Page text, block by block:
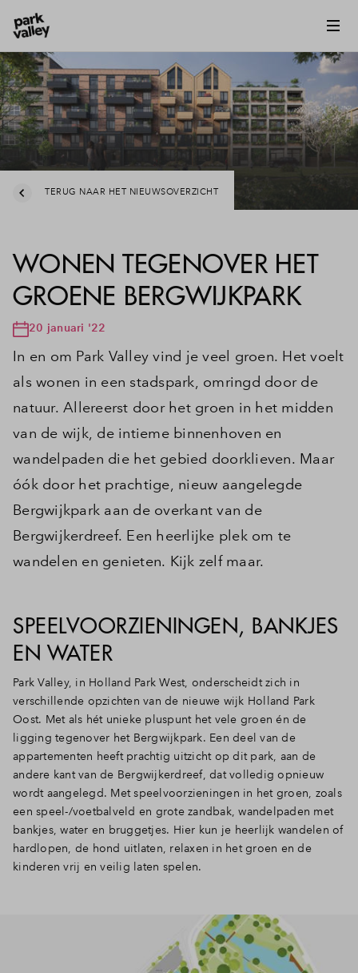
Inloggen
TERUG NAAR HET NIEUWSOVERZICHT
WONEN TEGENOVER HET
GROENE BERGWIJKPARK
20 januari '22
In en om Park Valley vind je veel groen. Het voelt
als wonen in een stadspark, omringd door de
natuur. Allereerst door het groen in het midden
van de wijk, de intieme binnenhoven en
wandelpaden die het gebied doorklieven. Maar
óók door het prachtige, nieuw aangelegde
Bergwijkpark aan de overkant van de
Bergwijkerdreef. Een heerlijke plek om te
wandelen en genieten. Kijk zelf maar.
SPEELVOORZIENINGEN, BANKJES
EN WATER
Park Valley, in Holland Park West, onderscheidt zich in
verschillende opzichten van de nieuwe wijk Holland Park
Oost. Met als hét unieke pluspunt het vele groen én de
ligging tegenover het Bergwijkpark. Een deel van de
appartementen heeft prachtig uitzicht op dit park, aan de
andere kant van de Bergwijkerdreef, dat volledig opnieuw
wordt aangelegd. Met speelvoorzieningen in het groen, zoals
een speel-/voetbalveld en grote zandbak, wandelpaden met
bankjes, water en bruggetjes. Hier kun je heerlijk wandelen of
hardlopen, de hond uitlaten, relaxen in het groen en de
kinderen vrij en veilig laten spelen.